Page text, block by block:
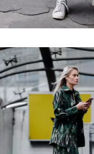
a zasílání novinek.
partnerů? Pokud
k tomuto účelu
Extra s.r.o.,